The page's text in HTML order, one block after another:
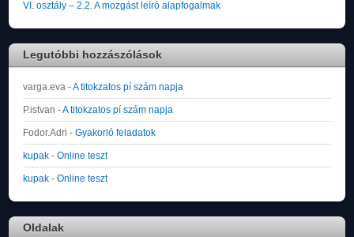
VI. osztály – 2.2. A mozgást leíró alapfogalmak
Legutóbbi hozzászólások
varga.eva - A titokzatos pí szám napja
P.istvan - A titokzatos pí szám napja
Fodor.Adri -Gyakorló feladatok
kupak -Online teszt
kupak -Online teszt
Oldalak